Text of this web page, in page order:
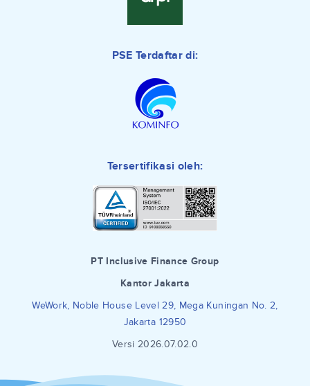
PSE Terdaftar di:
Tersertifikasi oleh:
PT Inclusive Finance Group
Kantor Jakarta
WeWork, Noble House Level 29, Mega Kuningan No. 2,
Jakarta 12950
Versi 2026.07.02.0